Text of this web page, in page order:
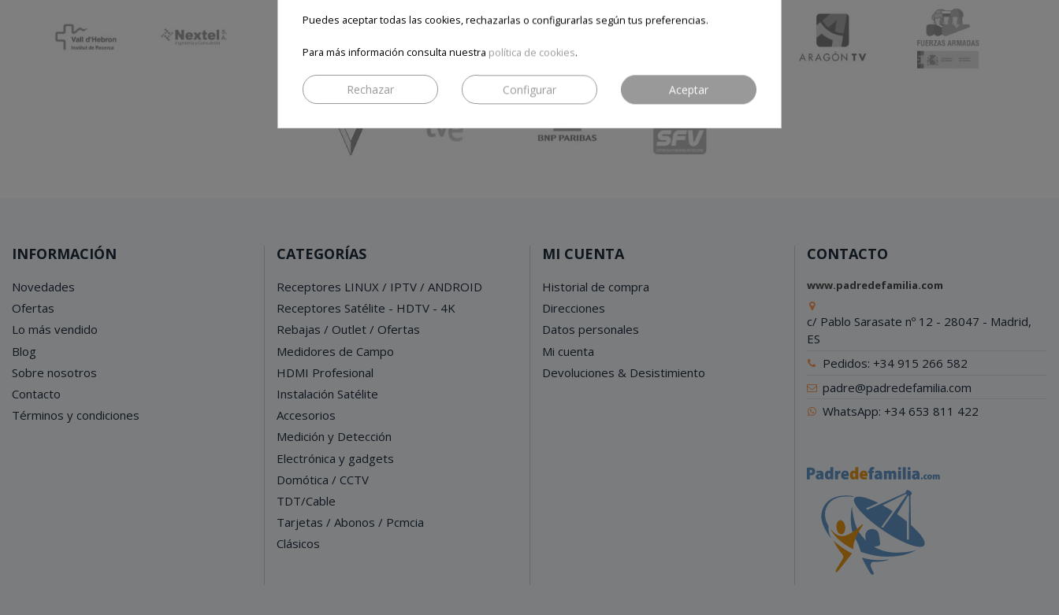
INFORMACIÓN
Novedades
Ofertas
Lo más vendido
Blog
Sobre nosotros
Contacto
Términos y condiciones
CATEGORÍAS
Receptores LINUX / IPTV / ANDROID
Receptores Satélite - HDTV - 4K
Rebajas / Outlet / Ofertas
Medidores de Campo
HDMI Profesional
Instalación Satélite
Accesorios
Medición y Detección
Electrónica y gadgets
Domótica / CCTV
TDT/Cable
Tarjetas / Abonos / Pcmcia
Clásicos
MI CUENTA
Historial de compra
Direcciones
Datos personales
Mi cuenta
Devoluciones & Desistimiento
CONTACTO
www.padredefamilia.com
c/ Pablo Sarasate nº 12 - 28047 - Madrid,
ES
Pedidos: +34 915 266 582
padre@padredefamilia.com
WhatsApp: +34 653 811 422
Puedes aceptar todas las cookies, rechazarlas o configurarlas según tus preferencias.
Para más información consulta nuestra política de cookies.
Rechazar Configurar Aceptar